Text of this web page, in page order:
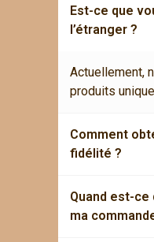
Est-ce que
l’étranger ?
Actuellement,
produits
Comment
fidélité ?
Quand est-
ma